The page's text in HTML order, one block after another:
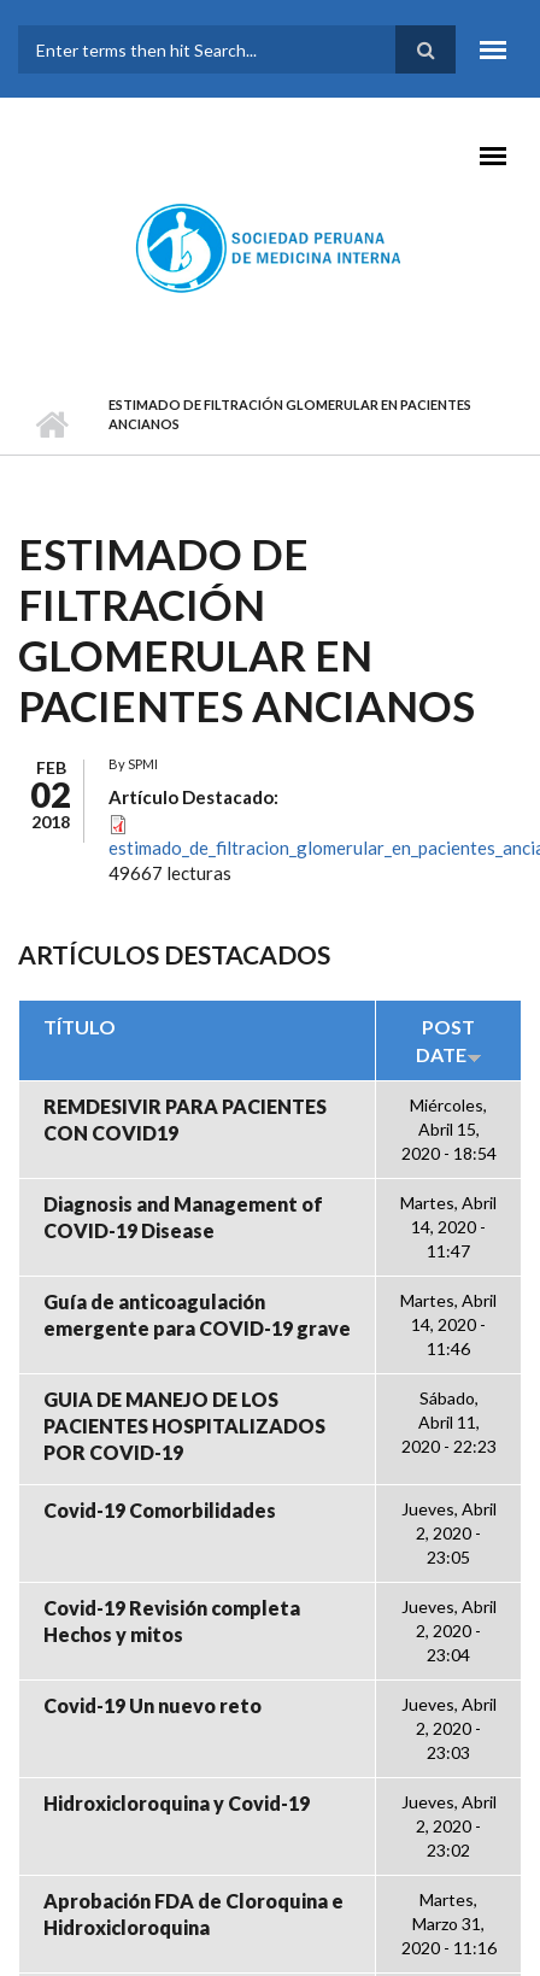
FORMULARIO DE
BÚSQUEDA
ESTIMADO DE FILTRACIÓN GLOMERULAR EN PACIENTES
ANCIANOS
ESTIMADO DE
FILTRACIÓN
GLOMERULAR EN
PACIENTES ANCIANOS
FEB
02
2018
BySPMI
Artículo Destacado:
49667 lecturas
ARTÍCULOS DESTACADOS
TÍTULO
POST
DATE
REMDESIVIR PARA PACIENTES
CON COVID19
Miércoles,
Abril 15,
2020 - 18:54
Diagnosis and Management of
COVID-19 Disease
Martes, Abril
14, 2020 -
11:47
Guía de anticoagulación
emergente para COVID-19 grave
Martes, Abril
14, 2020 -
11:46
GUIA DE MANEJO DE LOS
PACIENTES HOSPITALIZADOS
POR COVID-19
Sábado,
Abril 11,
2020 - 22:23
Covid-19 Comorbilidades
Jueves, Abril
2, 2020 -
23:05
Covid-19 Revisión completa
Hechos y mitos
Jueves, Abril
2, 2020 -
23:04
Covid-19 Un nuevo reto
Jueves, Abril
2, 2020 -
23:03
Hidroxicloroquina y Covid-19
Jueves, Abril
2, 2020 -
23:02
Aprobación FDA de Cloroquina e
Hidroxicloroquina
Martes,
Marzo 31,
2020 - 11:16